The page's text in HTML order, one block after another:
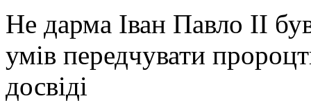
Не дарма Іван Павло ІІ
умів передчувати
досвіді